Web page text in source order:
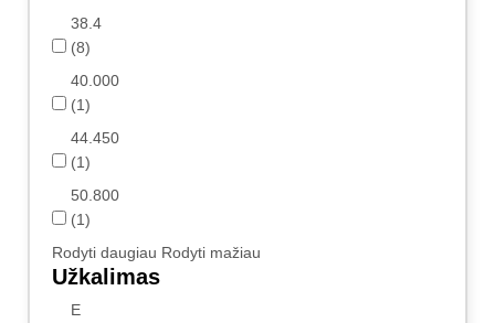
38.4
(8)
40.000
(1)
44.450
(1)
50.800
(1)
Rodyti daugiau Rodyti mažiau
Užkalimas
E